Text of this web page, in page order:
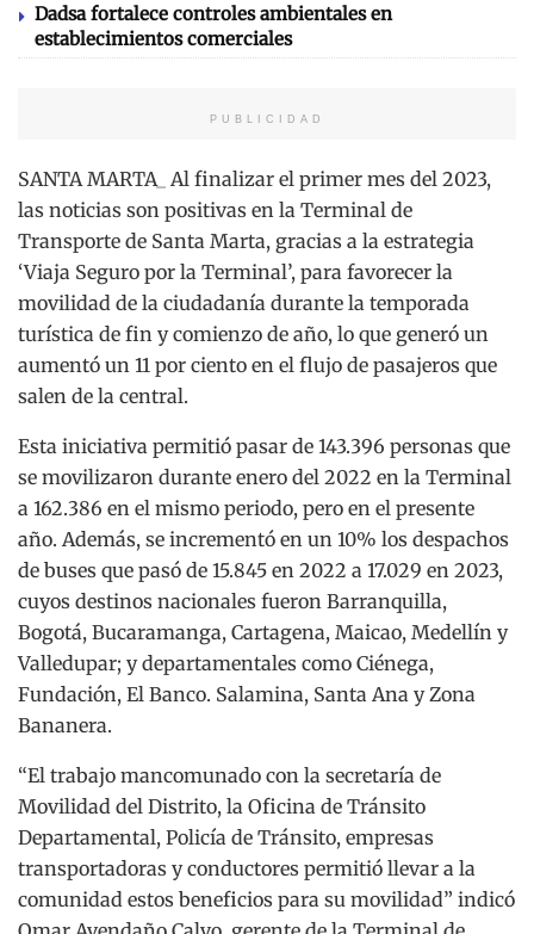
Dadsa fortalece controles ambientales en
establecimientos comerciales
PUBLICIDAD
SANTA MARTA_ Al finalizar el primer mes del 2023,
las noticias son positivas en la Terminal de
Transporte de Santa Marta, gracias a la estrategia
‘Viaja Seguro por la Terminal’, para favorecer la
movilidad de la ciudadanía durante la temporada
turística de fin y comienzo de año, lo que generó un
aumentó un 11 por ciento en el flujo de pasajeros que
salen de la central.
Esta iniciativa permitió pasar de 143.396 personas que
se movilizaron durante enero del 2022 en la Terminal
a 162.386 en el mismo periodo, pero en el presente
año. Además, se incrementó en un 10% los despachos
de buses que pasó de 15.845 en 2022 a 17.029 en 2023,
cuyos destinos nacionales fueron Barranquilla,
Bogotá, Bucaramanga, Cartagena, Maicao, Medellín y
Valledupar; y departamentales como Ciénega,
Fundación, El Banco. Salamina, Santa Ana y Zona
Bananera.
“El trabajo mancomunado con la secretaría de
Movilidad del Distrito, la Oficina de Tránsito
Departamental, Policía de Tránsito, empresas
transportadoras y conductores permitió llevar a la
comunidad estos beneficios para su movilidad” indicó